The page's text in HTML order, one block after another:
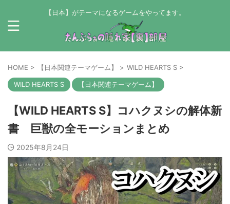
【日本】がテーマになるゲームをやってます。
HOME > 【日本関連テーマゲーム】 > WILD HEARTS S >
WILD HEARTS S 【日本関連テーマゲーム】
【WILD HEARTS S】コハクヌシの解体新
書 巨獣の全モーションまとめ
2025年8月24日